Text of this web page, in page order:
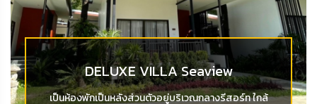
DELUXE VILLA Seaview
เป็นห้องพักเป็นหลังส่วนตัวอยู่บริเวณกลางรีสอร์ท ใกล้